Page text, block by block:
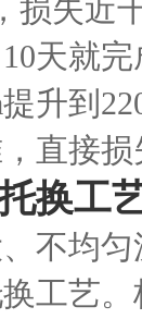
损失近
天就
提升到
直接
换工
不均
工艺